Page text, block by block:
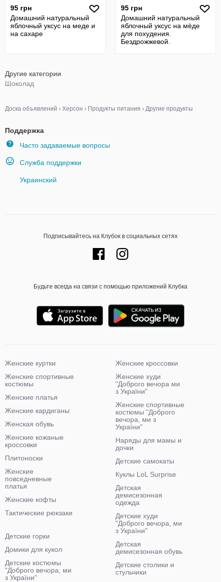
95 грн
Домашний натуральный
яблочный уксус на меде и
на сахаре
95 грн
Домашний натуральный
яблочный уксус на мёде
для похудения.
Бездрожжевой.
Другие категории
Шоколад
Доска объявлений › Херсон › Продукты питания › Другие продукты
Поддержка
Часто задаваемые вопросы
Служба поддержки
Украинский
Подписывайтесь на Клубок в социальных сетях
Будьте всегда на связи с помощью приложений Клубка
Женские куртки
Женские спортивные
костюмы
Женские платья
Женские кардиганы
Женская обувь
Женские кожаные
кроссовки
Плитоноски
Женские
повседневные
платья
Женские кофты
Тактические рюкзаки
Женские кроссовки
Женские худи
"Доброго вечора ми
з України"
Женские спортивные
костюмы "Доброго
вечора, ми з
України"
Наряды для мамы и
дочки
Детские самокаты
Куклы LoL Surprise
Детская
демисезонная
одежда
Детские худи
"Доброго вечора, ми
з України"
Детская
демисезонная обувь
Детские столики и
стульчики
Детские горки
Домики для кукол
Детские костюмы
"Доброго вечора, ми
з України"